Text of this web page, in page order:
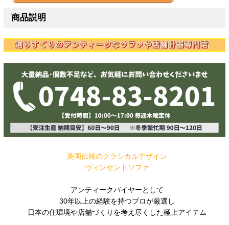
商品説明
英国伝統のクラシカルデザイン
”ヴィンセントソファ”
アンティークバイヤーとして
30年以上の経験を持つプロが厳選し
日本の住環境や店舗づくりを考え尽くした極上アイテム